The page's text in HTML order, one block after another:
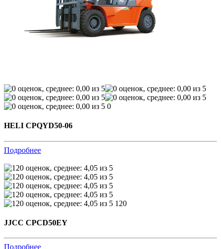
0
HELI CPQYD50-06
Подробнее
120
JJCC CPCD50EY
Подробнее